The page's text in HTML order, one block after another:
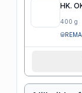
HK.
400 g